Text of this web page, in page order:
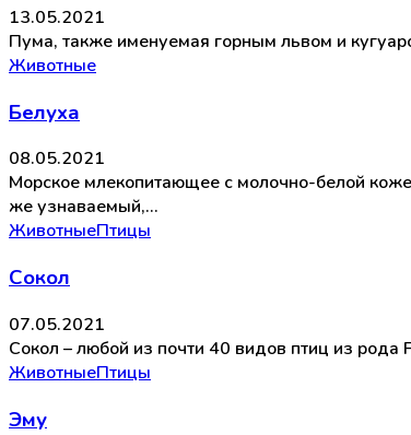
13.05.2021
Пума, также именуемая горным львом и
Животные
Белуха
08.05.2021
Морское млекопитающее с молочно-белой
же узнаваемый,…
ЖивотныеПтицы
Сокол
07.05.2021
Сокол – любой из почти 40 видов птиц из
ЖивотныеПтицы
Эму